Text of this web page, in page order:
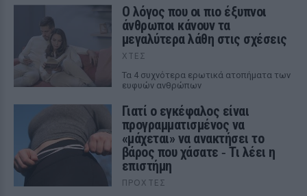
Ο λόγος που οι πιο έξυπνοι
άνθρωποι κάνουν τα
μεγαλύτερα λάθη στις σχέσεις
ΧΤΕΣ
Τα 4 συχνότερα ερωτικά ατοπήματα των
ευφυών ανθρώπων
Γιατί ο εγκέφαλος είναι
προγραμματισμένος να
«μάχεται» να ανακτήσει το
βάρος που χάσατε ‑ Τι λέει η
επιστήμη
ΠΡΟΧΤΈΣ